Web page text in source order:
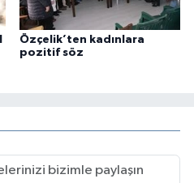
Özçelik’ten kadınlara
pozitif söz